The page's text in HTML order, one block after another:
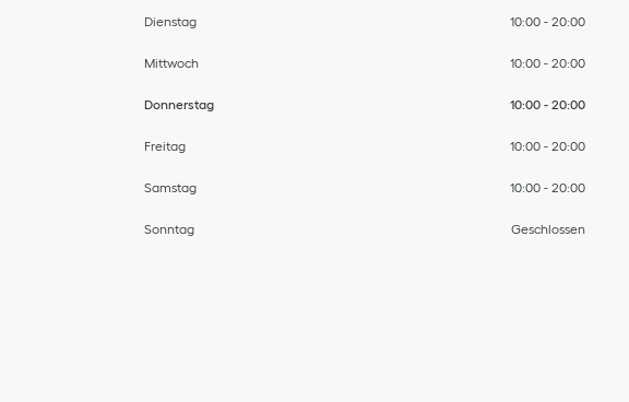
Dienstag 10:00- 20:00
Mittwoch 10:00- 20:00
Donnerstag 10:00- 20:00
Freitag 10:00- 20:00
Samstag 10:00- 20:00
Sonntag Geschlossen